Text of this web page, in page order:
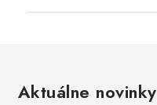
Aktuálne